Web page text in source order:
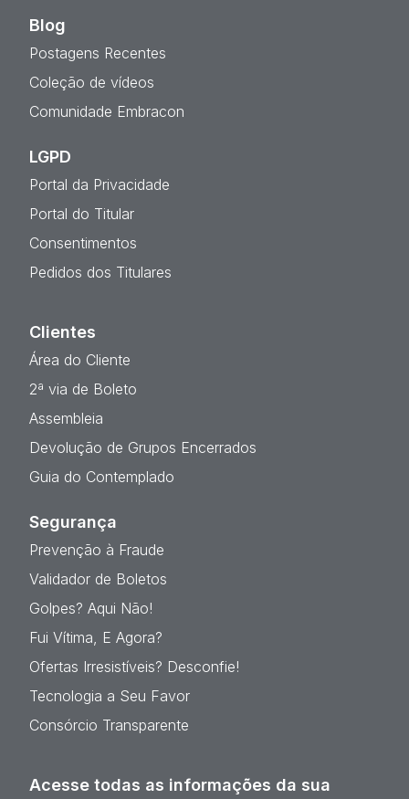
Blog
Postagens Recentes
Coleção de vídeos
Comunidade Embracon
LGPD
Portal da Privacidade
Portal do Titular
Consentimentos
Pedidos dos Titulares
Clientes
Área do Cliente
2ª via de Boleto
Assembleia
Devolução de Grupos Encerrados
Guia do Contemplado
Segurança
Prevenção à Fraude
Validador de Boletos
Golpes? Aqui Não!
Fui Vítima, E Agora?
Ofertas Irresistíveis? Desconfie!
Tecnologia a Seu Favor
Consórcio Transparente
Acesse todas as informações da sua